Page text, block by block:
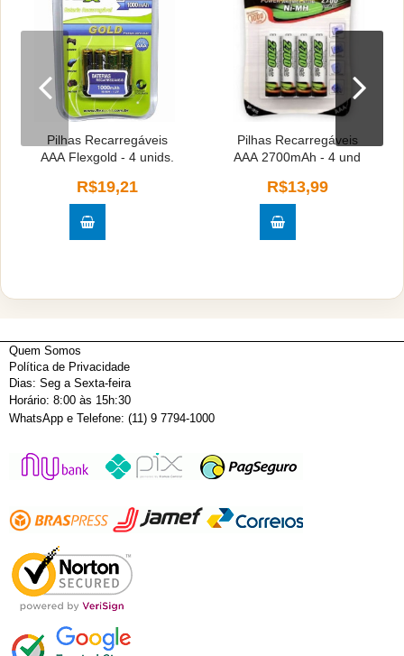
Pilhas Recarregáveis
AAA Flexgold - 4 unids.
R$19,21
Pilhas Recarregáveis
AAA 2700mAh - 4 und
R$13,99
Quem Somos
Política de Privacidade
Dias: Seg a Sexta-feira
Horário: 8:00 às 15h:30
WhatsApp e Telefone: (11) 9 7794-1000